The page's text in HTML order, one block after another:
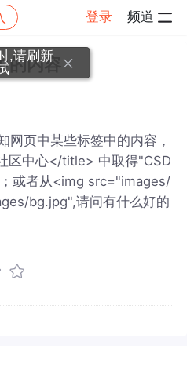
登录 频道
帖子详情
内容
网页中某些标签中的内容，
区中心</title> 中取得"CSD
或者从<img src="images/
bg.jpg",请问有什么好的
,请刷新